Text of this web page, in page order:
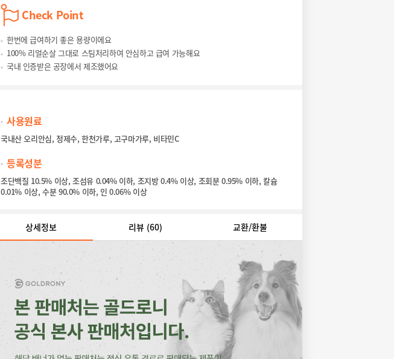
Check Point
한번에 급여하기 좋은 용량이에요
100% 리얼순살 그대로 스팀처리하여 안심하고 급여 가능해요
국내 인증받은 공장에서 제조했어요
사용원료
국내산 오리안심, 정제수, 한천가루, 고구마가루, 비타민C
등록성분
조단백질 10.5% 이상, 조섬유 0.04% 이하, 조지방 0.4% 이상, 조회분 0.95% 이하, 칼슘
0.01% 이상, 수분 90.0% 이하, 인 0.06% 이상
상세정보 리뷰 (60) 교환/환불